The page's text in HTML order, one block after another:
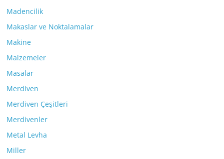
Madencilik
Makaslar ve Noktalamalar
Makine
Malzemeler
Masalar
Merdiven
Merdiven Çeşitleri
Merdivenler
Metal Levha
Miller